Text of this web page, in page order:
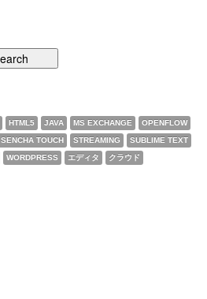
HTML5 JAVA MS EXCHANGE
OPENFLOW
SENCHA TOUCH STREAMING
SUBLIME TEXT
WORDPRESS エディタ
クラウド